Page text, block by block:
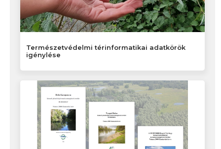
Természetvédelmi térinformatikai adatkörök
igénylése